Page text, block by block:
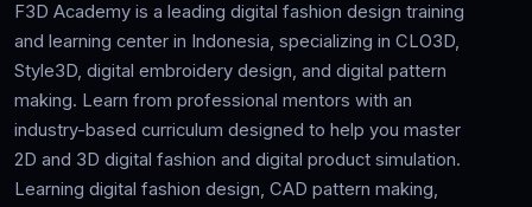
F3D Academy is a leading digital fashion design training
and learning center in Indonesia, specializing in CLO3D,
Style3D, digital embroidery design, and digital pattern
making. Learn from professional mentors with an
industry-based curriculum designed to help you master
2D and 3D digital fashion and digital product simulation.
Learning digital fashion design, CAD pattern making,